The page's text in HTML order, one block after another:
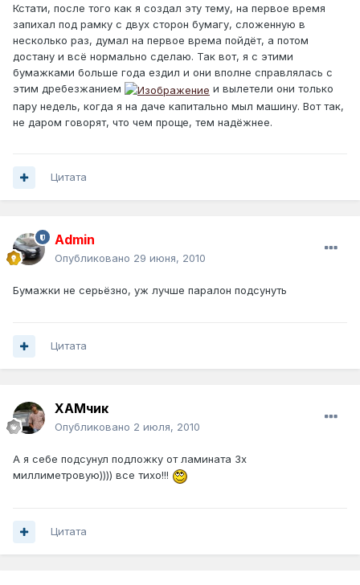
Кстати, после того как я создал эту тему, на первое время
запихал под рамку с двух сторон бумагу, сложенную в
несколько раз, думал на первое врема пойдёт, а потом
достану и всё нормально сделаю. Так вот, я с этими
бумажками больше года ездил и они вполне справлялась с
этим дребезжанием
и вылетели они только
пару недель, когда я на даче капитально мыл машину. Вот так,
не даром говорят, что чем проще, тем надёжнее.
Цитата
Admin
Опубликовано 29 июня, 2010
Бумажки не серьёзно, уж лучше паралон подсунуть
Цитата
ХАМчик
Опубликовано 2 июля, 2010
А я себе подсунул подложку от ламината 3х
миллиметровую)))) все тихо!!!
Цитата